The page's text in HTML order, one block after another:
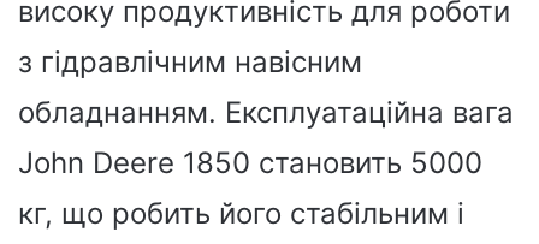
високу продуктивність для роботи
з гідравлічним навісним
обладнанням. Експлуатаційна вага
John Deere 1850 становить 5000
кг, що робить його стабільним і